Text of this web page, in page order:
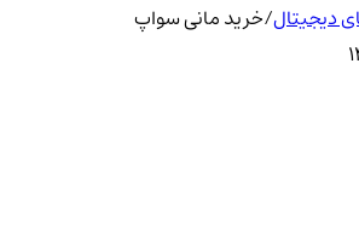
دیجیتال/خرید مانی سواپ